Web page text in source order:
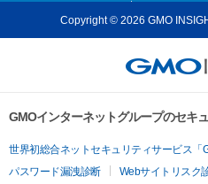
Copyright © 2026 GMO
GMOインターネットグループのセキ
世界初総合ネットセキュリティサービス「
パスワード漏洩診断
Webサイトリスク